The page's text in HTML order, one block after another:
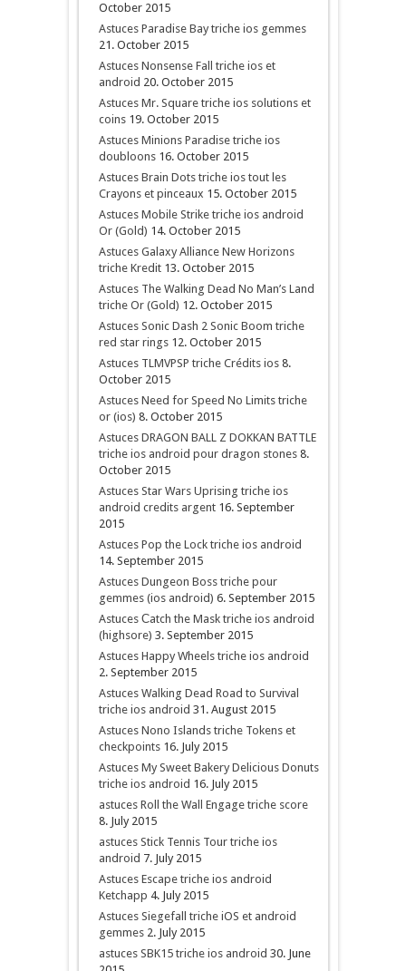
October 2015
Astuces Paradise Bay triche ios gemmes
21. October 2015
Astuces Nonsense Fall triche ios et
android 20. October 2015
Astuces Mr. Square triche ios solutions et
coins 19. October 2015
Astuces Minions Paradise triche ios
doubloons 16. October 2015
Astuces Brain Dots triche ios tout les
Crayons et pinceaux 15. October 2015
Astuces Mobile Strike triche ios android
Or (Gold) 14. October 2015
Astuces Galaxy Alliance New Horizons
triche Kredit 13. October 2015
Astuces The Walking Dead No Man’s Land
triche Or (Gold) 12. October 2015
Astuces Sonic Dash 2 Sonic Boom triche
red star rings 12. October 2015
Astuces TLMVPSP triche Crédits ios 8.
October 2015
Astuces Need for Speed No Limits triche
or (ios) 8. October 2015
Astuces DRAGON BALL Z DOKKAN BATTLE
triche ios android pour dragon stones 8.
October 2015
Astuces Star Wars Uprising triche ios
android credits argent 16. September
2015
Astuces Pop the Lock triche ios android
14. September 2015
Astuces Dungeon Boss triche pour
gemmes (ios android) 6. September 2015
Astuces Сatch the Mask triche ios android
(highsore) 3. September 2015
Astuces Happy Wheels triche ios android
2. September 2015
Astuces Walking Dead Road to Survival
triche ios android 31. August 2015
Astuces Nono Islands triche Tokens et
checkpoints 16. July 2015
Astuces My Sweet Bakery Delicious Donuts
triche ios android 16. July 2015
astuces Roll the Wall Engage triche score
8. July 2015
astuces Stick Tennis Tour triche ios
android 7. July 2015
Astuces Escape triche ios android
Ketchapp 4. July 2015
Astuces Siegefall triche iOS et android
gemmes 2. July 2015
astuces SBK15 triche ios android 30. June